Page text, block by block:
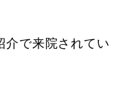
介で来院されてい